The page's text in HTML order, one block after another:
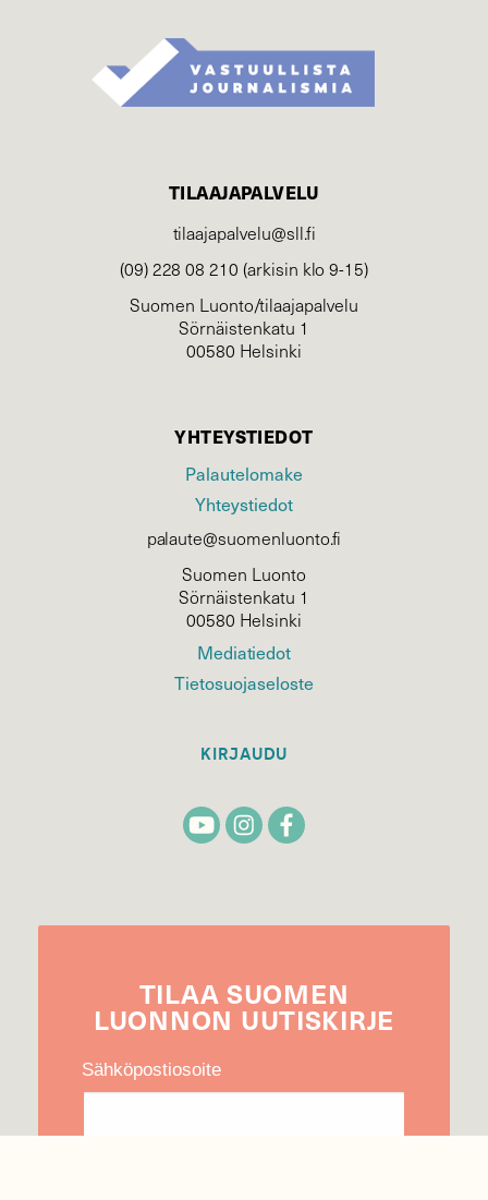
TILAAJAPALVELU
tilaajapalvelu@sll.fi
(09) 228 08 210 (arkisin klo 9-15)
Suomen Luonto/tilaajapalvelu
Sörnäistenkatu 1
00580 Helsinki
YHTEYSTIEDOT
Palautelomake
Yhteystiedot
palaute@suomenluonto.fi
Suomen Luonto
Sörnäistenkatu 1
00580 Helsinki
Mediatiedot
Tietosuojaseloste
KIRJAUDU
TILAA SUOMEN
LUONNON UUTIS­KIRJE
Sähköpostiosoite